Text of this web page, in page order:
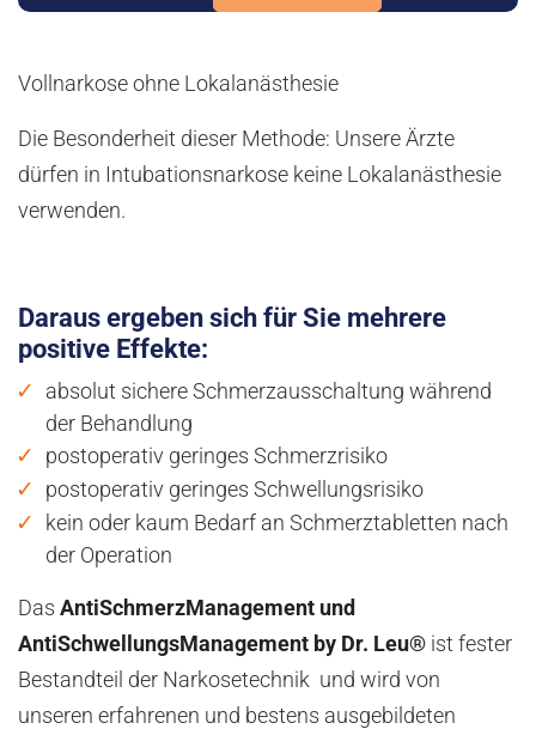
Vollnarkose ohne Lokalanästhesie
Die Besonderheit dieser Methode: Unsere Ärzte
dürfen in Intubationsnarkose keine Lokalanästhesie
verwenden.
Daraus ergeben sich für Sie mehrere
positive Effekte:
absolut sichere Schmerzausschaltung während
der Behandlung
postoperativ geringes Schmerzrisiko
postoperativ geringes Schwellungsrisiko
kein oder kaum Bedarf an Schmerztabletten nach
der Operation
Das AntiSchmerzManagement und
AntiSchwellungsManagement by Dr. Leu® ist fester
Bestandteil der Narkosetechnik und wird von
unseren erfahrenen und bestens ausgebildeten